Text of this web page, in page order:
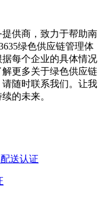
供商，致力于帮助南
绿色供应链管理体
每个企业的具体情况
更多关于绿色供应链
随时联系我们。让我
的未来。
送认证